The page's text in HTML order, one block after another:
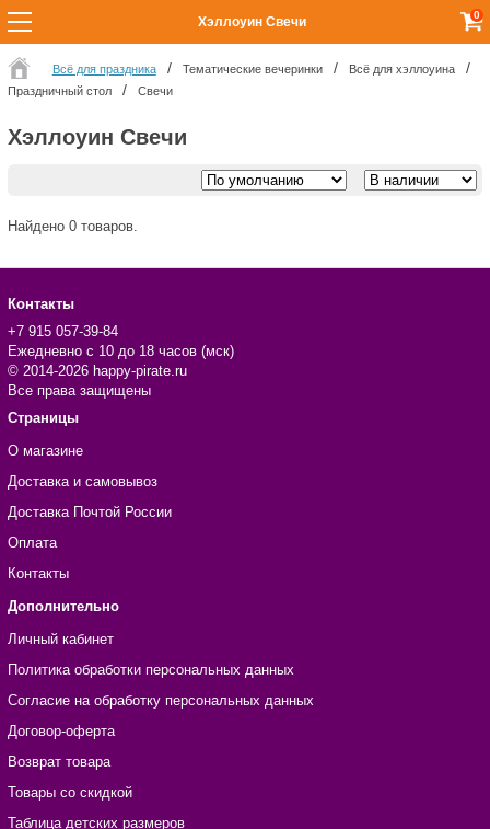
Всё для праздника Тематические вечеринки
Всё для хэллоуина
Праздничный стол
Свечи
Хэллоуин Свечи
Найдено 0 товаров.
Контакты
+7 915 057-39-84
Ежедневно с 10 до 18 часов (мск)
© 2014-2026 happy-pirate.ru
Все права защищены
Страницы
О магазине
Доставка и самовывоз
Доставка Почтой России
Оплата
Контакты
Дополнительно
Личный кабинет
Политика обработки персональных данных
Согласие на обработку персональных данных
Договор-оферта
Возврат товара
Товары со скидкой
Таблица детских размеров
Хэллоуин Свечи 0